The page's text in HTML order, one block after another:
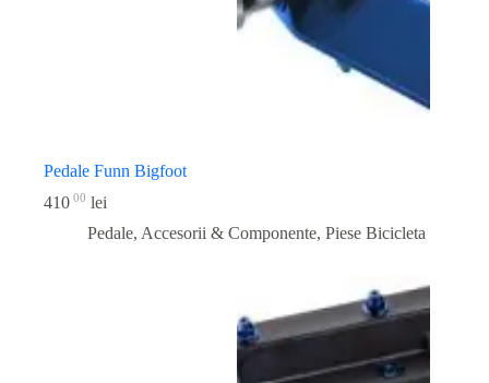
Pedale Funn Bigfoot
410 00 lei
Pedale, Accesorii & Componente, Piese Bicicleta